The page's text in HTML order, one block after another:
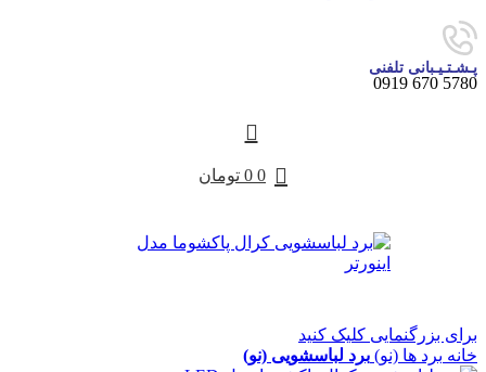
پـشـتـیـبانی تلفنی
5780 670 0919
0
0 تومان
برای بزرگنمایی کلیک کنید
خانه برد ها (نو) برد لباسشویی (نو)